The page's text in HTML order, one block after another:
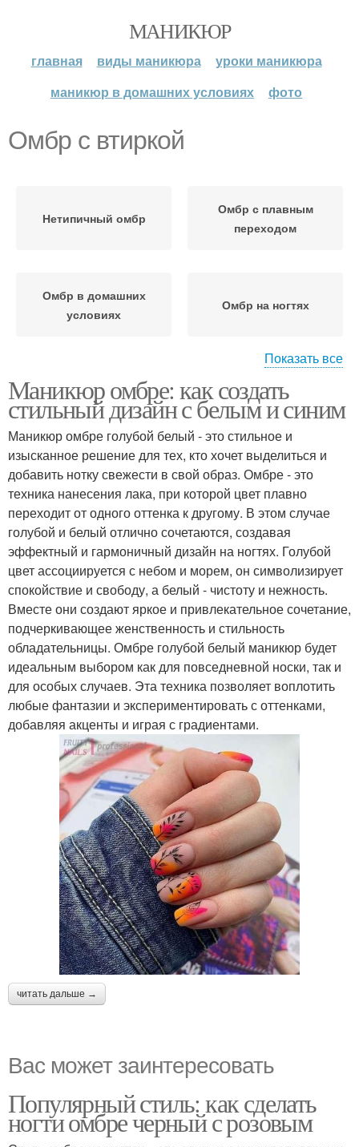
МАНИКЮР
главная виды маникюра
уроки маникюра
маникюр в домашних условиях
фото
Омбр с втиркой
Нетипичный омбр
Омбр с плавным
переходом
Омбр в домашних
условиях
Омбр на ногтях
Омбр с акцентами
Показать все
Маникюр омбре: как создать
стильный дизайн с белым и синим
Маникюр омбре голубой белый - это стильное и
изысканное решение для тех, кто хочет выделиться и
добавить нотку свежести в свой образ. Омбре - это
техника нанесения лака, при которой цвет плавно
переходит от одного оттенка к другому. В этом случае
голубой и белый отлично сочетаются, создавая
эффектный и гармоничный дизайн на ногтях. Голубой
цвет ассоциируется с небом и морем, он символизирует
спокойствие и свободу, а белый - чистоту и нежность.
Вместе они создают яркое и привлекательное сочетание,
подчеркивающее женственность и стильность
обладательницы. Омбре голубой белый маникюр будет
идеальным выбором как для повседневной носки, так и
для особых случаев. Эта техника позволяет воплотить
любые фантазии и экспериментировать с оттенками,
добавляя акценты и играя с градиентами.
читать дальше →
Вас может заинтересовать
Популярный стиль: как сделать
ногти омбре черный с розовым